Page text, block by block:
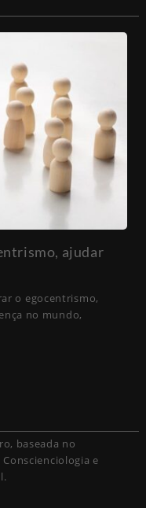
ajudar
o egocentrismo,
no mundo,
baseada no
e